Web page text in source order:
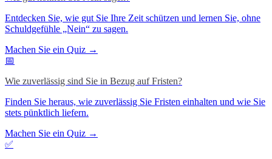
Entdecken Sie, wie gut Sie Ihre Zeit schützen und lernen Sie, ohne
Schuldgefühle „Nein“ zu sagen.
Machen Sie ein Quiz →
📅
Wie zuverlässig sind Sie in Bezug auf Fristen?
Finden Sie heraus, wie zuverlässig Sie Fristen einhalten und wie Sie
stets pünktlich liefern.
Machen Sie ein Quiz →
✅